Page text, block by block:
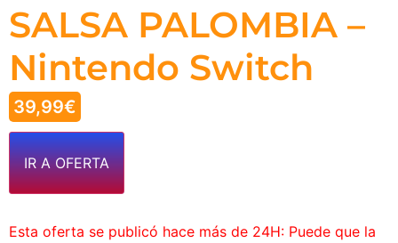
SALSA PALOMBIA –
Nintendo Switch
39,99€
IR A OFERTA
Esta oferta se publicó hace más de 24H: Puede que la